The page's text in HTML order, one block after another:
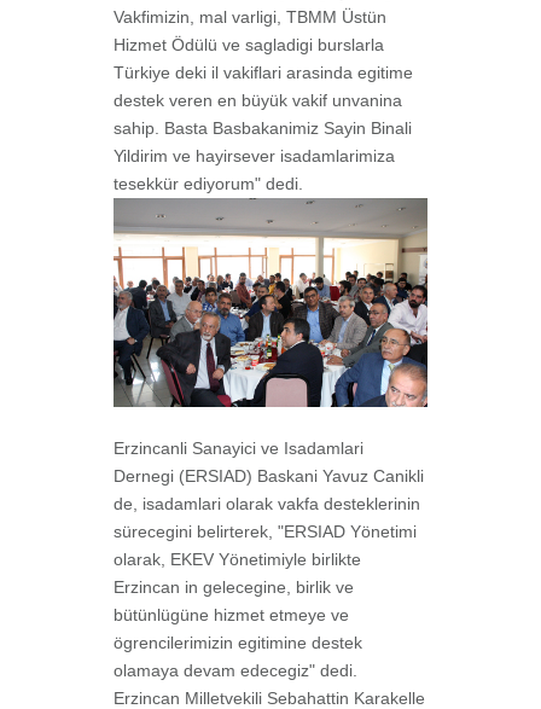
Vakfimizin, mal varligi, TBMM Üstün
Hizmet Ödülü ve sagladigi burslarla
Türkiye deki il vakiflari arasinda egitime
destek veren en büyük vakif unvanina
sahip. Basta Basbakanimiz Sayin Binali
Yildirim ve hayirsever isadamlarimiza
tesekkür ediyorum" dedi.
Erzincanli Sanayici ve Isadamlari
Dernegi (ERSIAD) Baskani Yavuz Canikli
de, isadamlari olarak vakfa desteklerinin
sürecegini belirterek, "ERSIAD Yönetimi
olarak, EKEV Yönetimiyle birlikte
Erzincan in gelecegine, birlik ve
bütünlügüne hizmet etmeye ve
ögrencilerimizin egitimine destek
olamaya devam edecegiz" dedi.
Erzincan Milletvekili Sebahattin Karakelle